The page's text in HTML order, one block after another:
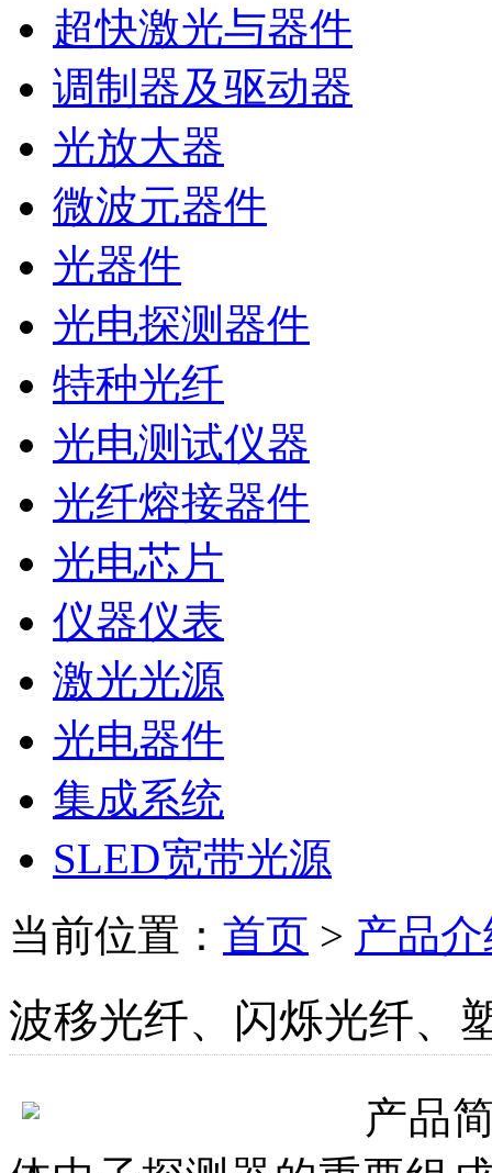
超快激光与器件
调制器及驱动器
光放大器
微波元器件
光器件
光电探测器件
特种光纤
光电测试仪器
光纤熔接器件
光电芯片
仪器仪表
激光光源
光电器件
集成系统
SLED宽带光源
当前位置： 首页 > 产品
波移光纤、闪烁光纤、
产品